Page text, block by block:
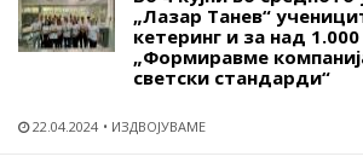
„Лазар Танев“
кетеринг и за над
„Формиравме
светски стандарди“
22.04.2024 ИЗДВОЈУВАМЕ